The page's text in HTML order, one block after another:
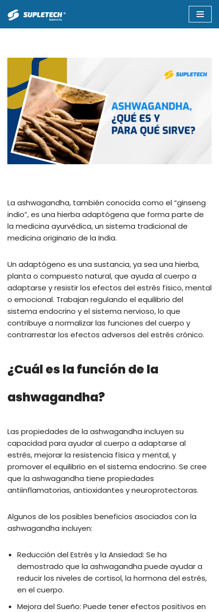
Saltar
La ashwagandha, también conocida como el “ginseng
indio”, es una hierba adaptógena que forma parte de
la medicina ayurvédica, un sistema tradicional de
medicina originario de la India.
Un adaptógeno es una sustancia, ya sea una hierba,
planta o compuesto natural, que ayuda al cuerpo a
adaptarse y resistir los efectos del estrés físico, mental
o emocional. Trabajan regulando el equilibrio del
sistema endocrino y el sistema nervioso, lo que
contribuye a normalizar las funciones del cuerpo y
contrarrestar los efectos adversos del estrés crónico.
¿Cuál es la función de la
ashwagandha?
Las propiedades de la ashwagandha incluyen su
capacidad para ayudar al cuerpo a adaptarse al
estrés, mejorar la resistencia física y mental, y
promover el equilibrio en el sistema endocrino. Se cree
que la ashwagandha tiene propiedades
antiinflamatorias, antioxidantes y neuroprotectoras.
Algunos de los posibles beneficios asociados con la
ashwagandha incluyen:
Reducción del Estrés y la Ansiedad: Se ha
demostrado que la ashwagandha puede ayudar a
reducir los niveles de cortisol, la hormona del estrés,
en el cuerpo.
Mejora del Sueño: Puede tener efectos positivos en